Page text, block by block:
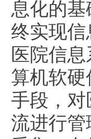
息化的
终实现
医院信
算机软
手段，
流进行